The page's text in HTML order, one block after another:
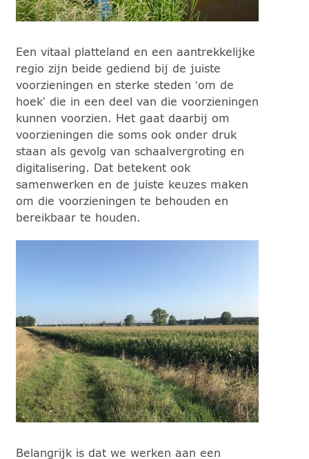
Een vitaal platteland en een aantrekkelijke
regio zijn beide gediend bij de juiste
voorzieningen en sterke steden ‘om de
hoek’ die in een deel van die voorzieningen
kunnen voorzien. Het gaat daarbij om
voorzieningen die soms ook onder druk
staan als gevolg van schaalvergroting en
digitalisering. Dat betekent ook
samenwerken en de juiste keuzes maken
om die voorzieningen te behouden en
bereikbaar te houden.
Belangrijk is dat we werken aan een